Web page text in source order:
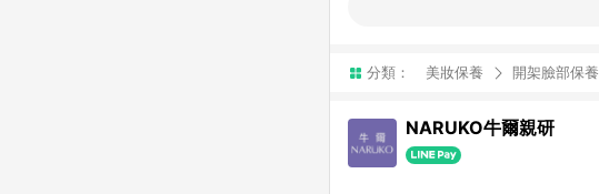
分類： 美妝保養 開架臉部保養
NARUKO牛爾親研